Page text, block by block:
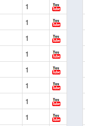
1
1
1
1
1
1
1
1